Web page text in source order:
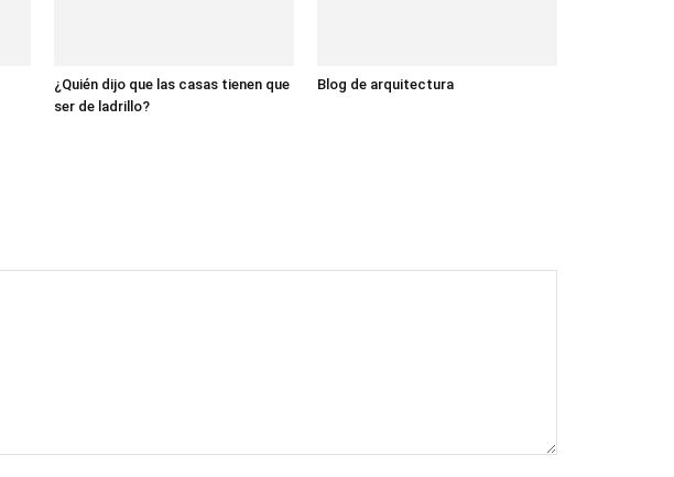
¿Quién dijo que las casas tienen que
ser de ladrillo?
Blog de arquitectura